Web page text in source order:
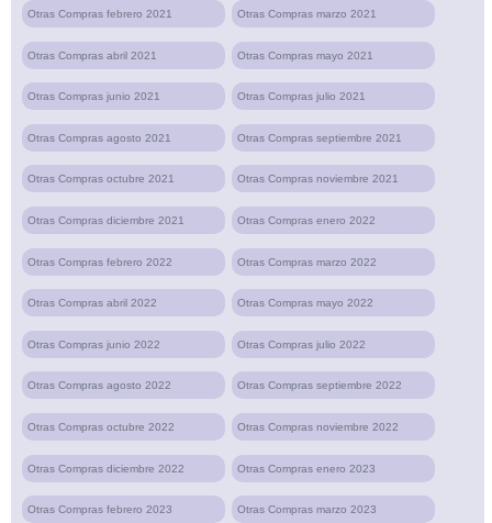
Otras Compras febrero 2021 Otras Compras marzo 2021
Otras Compras abril 2021 Otras Compras mayo 2021
Otras Compras junio 2021 Otras Compras julio 2021
Otras Compras agosto 2021 Otras Compras septiembre 2021
Otras Compras octubre 2021 Otras Compras noviembre 2021
Otras Compras diciembre 2021 Otras Compras enero 2022
Otras Compras febrero 2022 Otras Compras marzo 2022
Otras Compras abril 2022 Otras Compras mayo 2022
Otras Compras junio 2022 Otras Compras julio 2022
Otras Compras agosto 2022 Otras Compras septiembre 2022
Otras Compras octubre 2022 Otras Compras noviembre 2022
Otras Compras diciembre 2022 Otras Compras enero 2023
Otras Compras febrero 2023 Otras Compras marzo 2023